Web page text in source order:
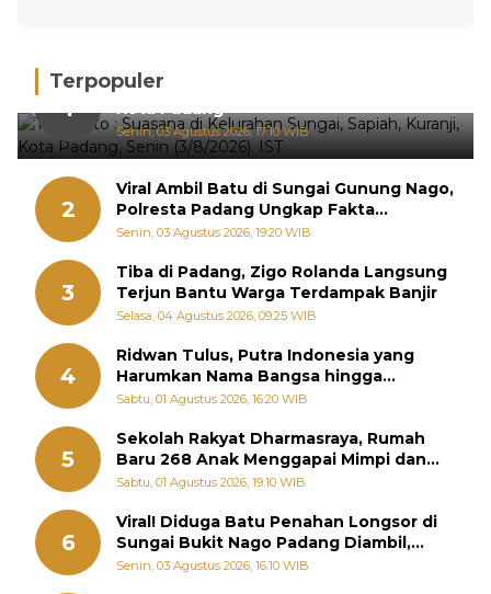
Terpopuler
1
Hujan Deras, 15 Titik Banjir Terdeteksi di
Kota Padang
Senin, 03 Agustus 2026, 17:10 WIB
2
Viral Ambil Batu di Sungai Gunung Nago,
Polresta Padang Ungkap Fakta
Sebenarnya
Senin, 03 Agustus 2026, 19:20 WIB
3
Tiba di Padang, Zigo Rolanda Langsung
Terjun Bantu Warga Terdampak Banjir
Selasa, 04 Agustus 2026, 09:25 WIB
4
Ridwan Tulus, Putra Indonesia yang
Harumkan Nama Bangsa hingga
Diabadikan dalam Buku Jepang
Sabtu, 01 Agustus 2026, 16:20 WIB
5
Sekolah Rakyat Dharmasraya, Rumah
Baru 268 Anak Menggapai Mimpi dan
Memutus Rantai Kemiskinan
Sabtu, 01 Agustus 2026, 19:10 WIB
6
Viral! Diduga Batu Penahan Longsor di
Sungai Bukit Nago Padang Diambil,
Warga Khawatir Bencana Terulang
Senin, 03 Agustus 2026, 16:10 WIB